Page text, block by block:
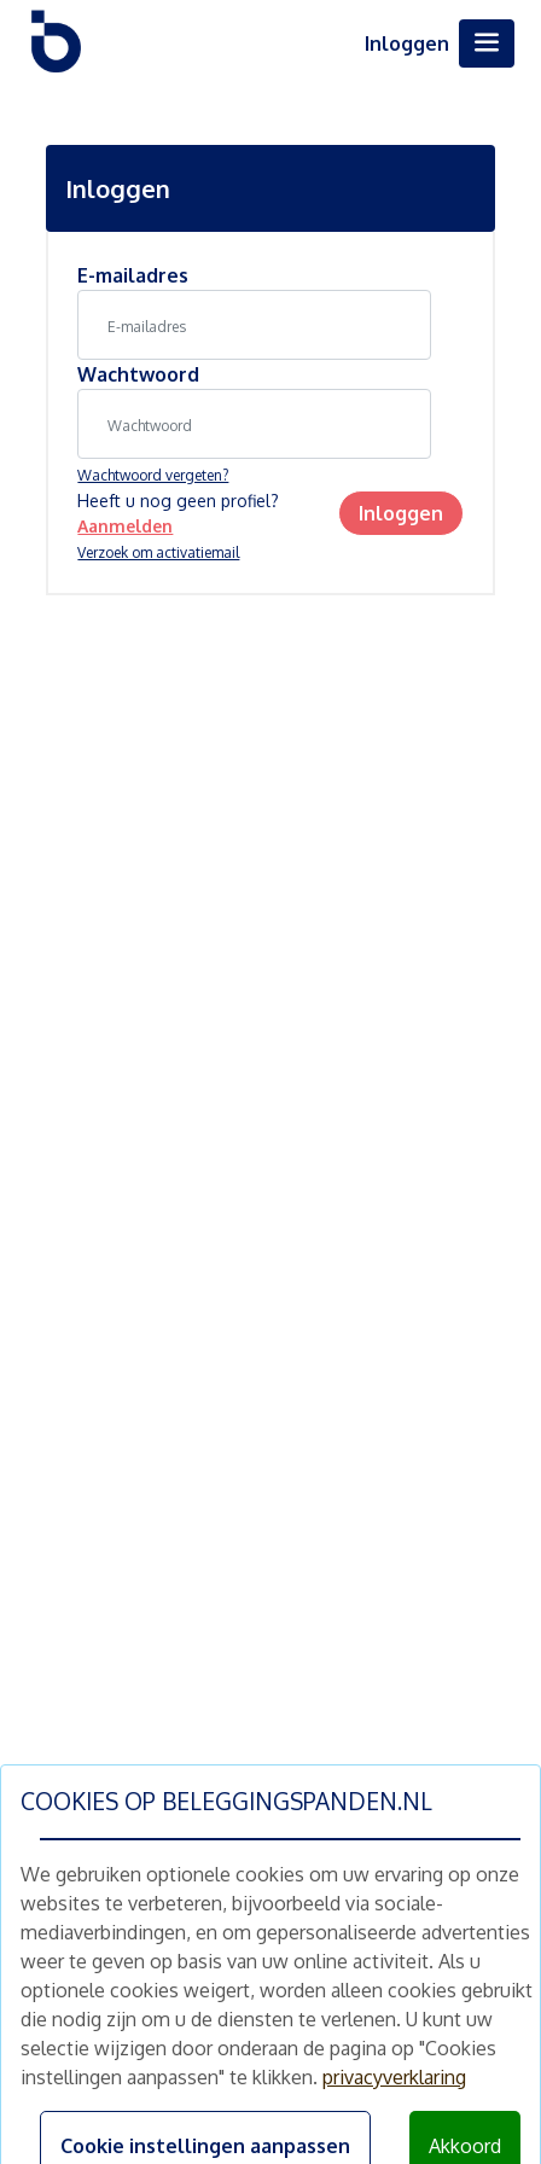
COOKIES OP BELEGGINGSPANDEN.NL
We gebruiken optionele cookies om uw ervaring op onze
websites te verbeteren, bijvoorbeeld via sociale-
mediaverbindingen, en om gepersonaliseerde advertenties
weer te geven op basis van uw online activiteit. Als u
optionele cookies weigert, worden alleen cookies gebruikt
die nodig zijn om u de diensten te verlenen. U kunt uw
selectie wijzigen door onderaan de pagina op "Cookies
instellingen aanpassen" te klikken. privacyverklaring
Cookie instellingen aanpassen Akkoord
Inloggen
Inloggen
E-mailadres
Wachtwoord
Wachtwoord vergeten?
Verzoek om activatiemail
Heeft u nog geen profiel?
Aanmelden
Inloggen
Schrijf je nu in en ontvang wekelijks ons
nieuwe aanbod vastgoedbeleggingen.
Nieuwsbrief Abonneren
Home
Te koop
Nieuws
Schimmelstraat 5H
1053 TA Amsterdam
+31 (0) 30 225 31 12